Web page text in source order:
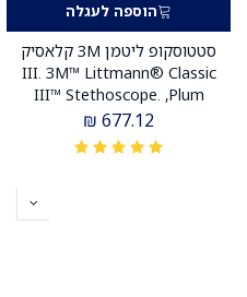
הוספה לעגלה
סטטוסקופ ליטמן 3M קלאסיק
III. 3M™ Littmann® Classic
III™ Stethoscope. ,Plum
purple, mirror finish, purple
neck . דגם 5960. צבע סגול
שזיף גימור ראי צוואר סגול
שנים . יבוא רשמי לישראל
677.12
₪